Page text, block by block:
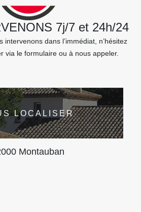
7j/7 et 24h/24
intervenons dans l’immédiat, n’hésitez
via le formulaire ou à nous appeler.
LOCALISER
Montauban